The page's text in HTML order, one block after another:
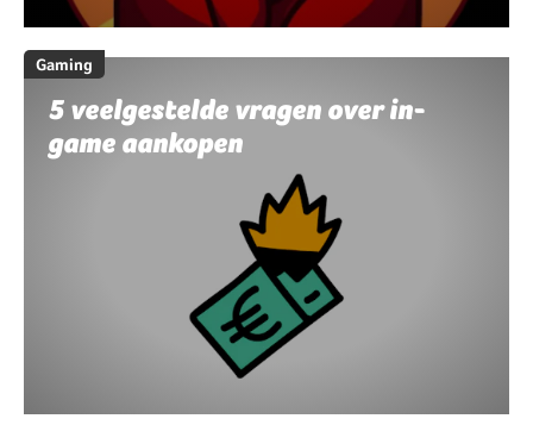
Gaming
5 veelgestelde vragen over in-
game aankopen